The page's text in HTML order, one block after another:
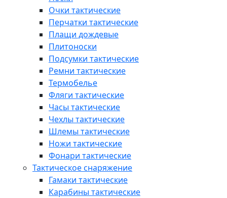
Очки тактические
Перчатки тактические
Плащи дождевые
Плитоноски
Подсумки тактические
Ремни тактические
Термобелье
Фляги тактические
Часы тактические
Чехлы тактические
Шлемы тактические
Ножи тактические
Фонари тактические
Тактическое снаряжение
Гамаки тактические
Карабины тактические